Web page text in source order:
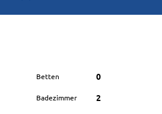
Betten 0
Badezimmer 2